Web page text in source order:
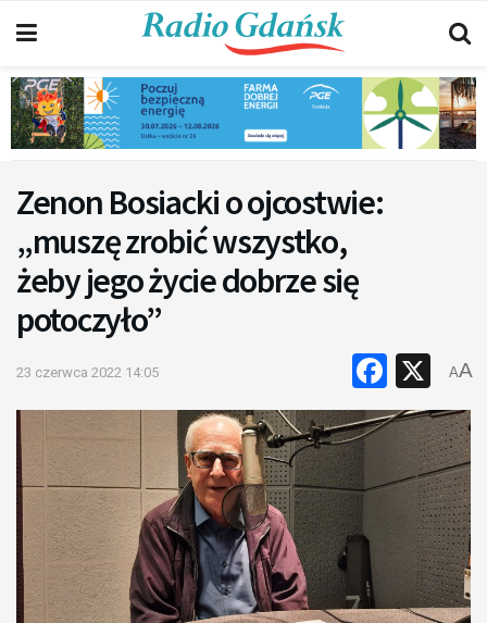
Zenon Bosiacki o ojcostwie:
„muszę zrobić wszystko,
żeby jego życie dobrze się
potoczyło”
23 czerwca 2022 14:05 X
AA